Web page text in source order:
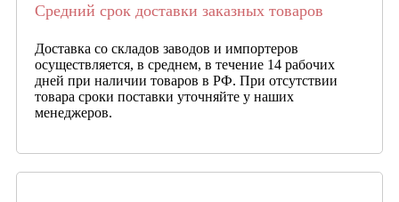
Средний срок доставки заказных товаров
Доставка со складов заводов и импортеров
осуществляется, в среднем, в течение 14 рабочих
дней при наличии товаров в РФ. При отсутствии
товара сроки поставки уточняйте у наших
менеджеров.